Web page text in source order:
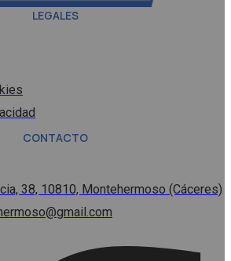
LEGALES
CONTACTO
38, 10810, Montehermoso (Cáceres)